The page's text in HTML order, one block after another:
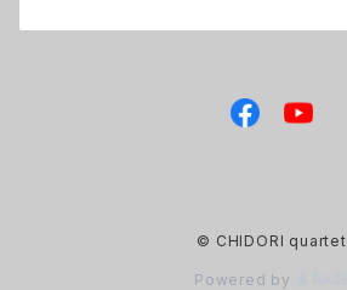
© CHIDORI quartet
Powered by